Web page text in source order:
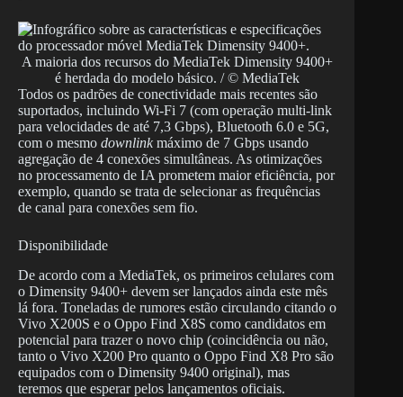
A maioria dos recursos do MediaTek Dimensity 9400+
é herdada do modelo básico. / © MediaTek
Todos os padrões de conectividade mais recentes são
suportados, incluindo Wi-Fi 7 (com operação multi-link
para velocidades de até 7,3 Gbps), Bluetooth 6.0 e 5G,
com o mesmo downlinkmáximo de 7 Gbps usando
agregação de 4 conexões simultâneas. As otimizações
no processamento de IA prometem maior eficiência, por
exemplo, quando se trata de selecionar as frequências
de canal para conexões sem fio.
Disponibilidade
De acordo com a MediaTek, os primeiros celulares com
o Dimensity 9400+ devem ser lançados ainda este mês
lá fora. Toneladas de rumores estão circulando citando o
Vivo X200S e o Oppo Find X8S como candidatos em
potencial para trazer o novo chip (coincidência ou não,
tanto o Vivo X200 Pro quanto o Oppo Find X8 Pro são
equipados com o Dimensity 9400 original), mas
teremos que esperar pelos lançamentos oficiais.